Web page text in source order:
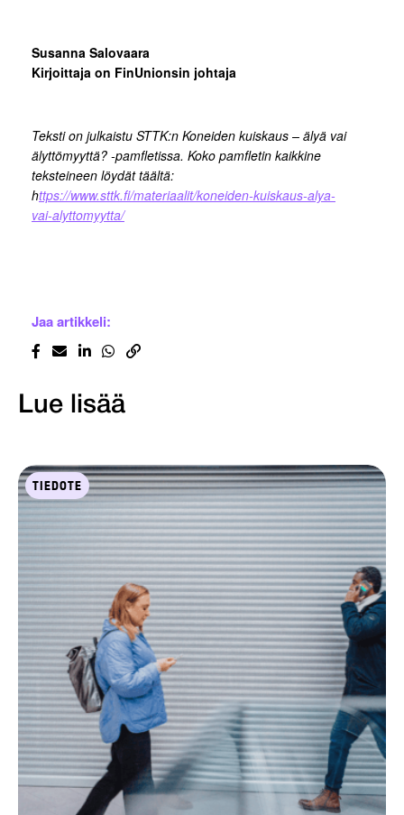
Susanna Salovaara
Kirjoittaja on FinUnionsin johtaja
Teksti on julkaistu STTK:n Koneiden kuiskaus – älyä vai
älyttömyyttä? -pamfletissa. Koko pamfletin kaikkine
teksteineen löydät täältä:
https://www.sttk.fi/materiaalit/koneiden-kuiskaus-alya-
vai-alyttomyytta/
Jaa artikkeli:
Lue lisää
TIEDOTE